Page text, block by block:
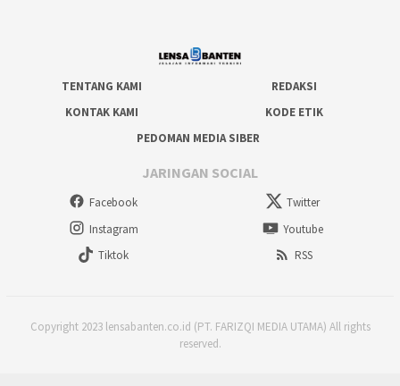
TENTANG KAMI
REDAKSI
KONTAK KAMI
KODE ETIK
PEDOMAN MEDIA SIBER
JARINGAN SOCIAL
Facebook
Twitter
Instagram
Youtube
Tiktok
RSS
Copyright 2023 lensabanten.co.id (PT. FARIZQI MEDIA UTAMA) All rights
reserved.